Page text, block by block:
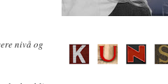
nivå og